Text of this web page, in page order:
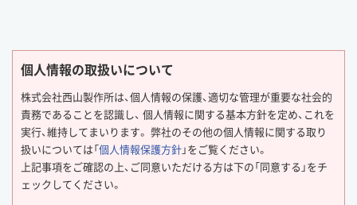
個人情報の取扱いについて
株式会社西山製作所は、個人情報の保護、適切な管理が重要な社会的
責務であることを認識し、 個人情報に関する基本方針を定め、これを
実行、維持してまいります。 弊社のその他の個人情報に関する取り
扱いについては「個人情報保護方針」をご覧ください。
上記事項をご確認の上、ご同意いただける方は下の「同意する」をチ
ェックしてください。